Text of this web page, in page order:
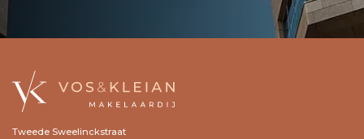
Tweede Sweelinckstraat